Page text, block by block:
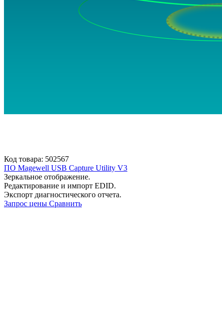
Код товара: 502567
ПО Magewell USB Capture Utility V3
Зеркальное отображение.
Редактирование и импорт EDID.
Экспорт диагностического отчета.
Запрос цены Сравнить